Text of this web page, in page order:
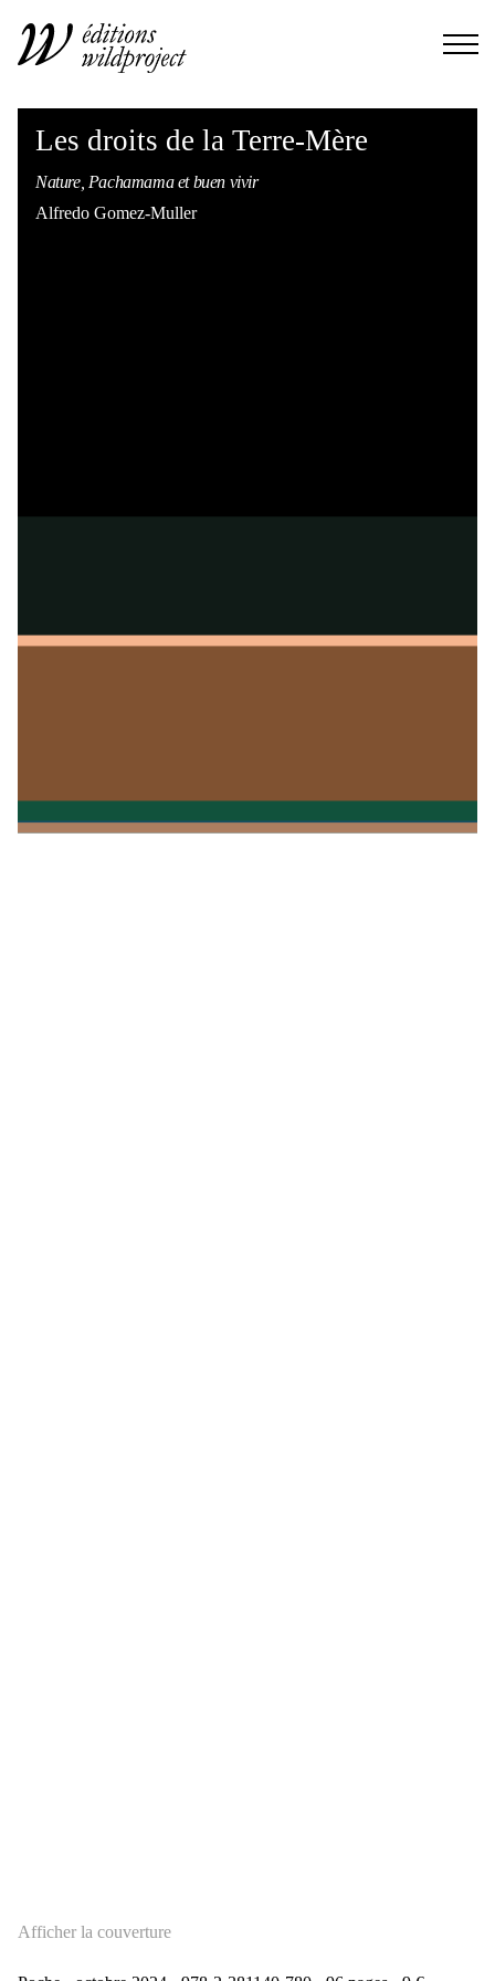
Les droits de la Terre-Mère
Nature, Pachamama et buen vivir
Alfredo Gomez-Muller
Afficher la couverture